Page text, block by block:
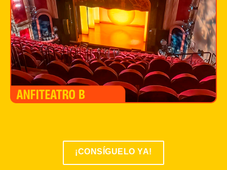
¡CONSÍGUELO YA!